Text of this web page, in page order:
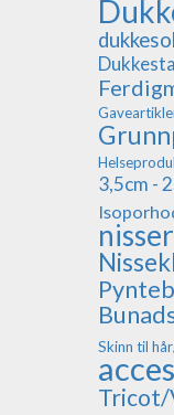
3,5cm -
Skinn til